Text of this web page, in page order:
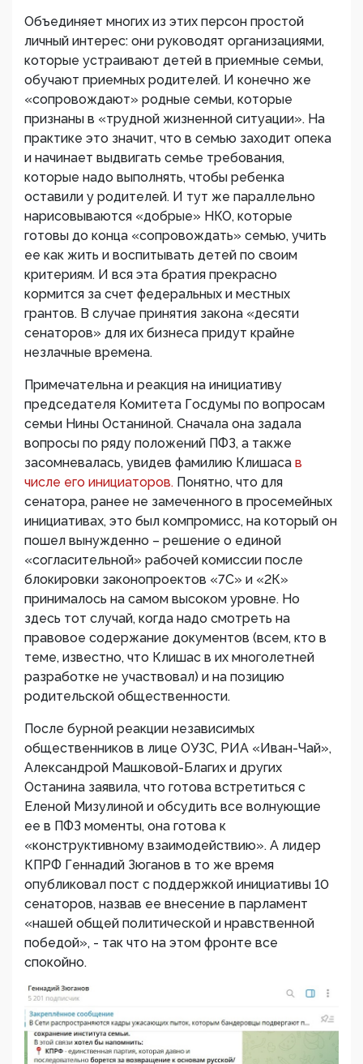
Объединяет многих из этих персон простой
личный интерес: они руководят организациями,
которые устраивают детей в приемные семьи,
обучают приемных родителей. И конечно же
«сопровождают» родные семьи, которые
признаны в «трудной жизненной ситуации». На
практике это значит, что в семью заходит опека
и начинает выдвигать семье требования,
которые надо выполнять, чтобы ребенка
оставили у родителей. И тут же параллельно
нарисовываются «добрые» НКО, которые
готовы до конца «сопровождать» семью, учить
ее как жить и воспитывать детей по своим
критериям. И вся эта братия прекрасно
кормится за счет федеральных и местных
грантов. В случае принятия закона «десяти
сенаторов» для их бизнеса придут крайне
незлачные времена.
Примечательна и реакция на инициативу
председателя Комитета Госдумы по вопросам
семьи Нины Останиной. Сначала она задала
вопросы по ряду положений ПФЗ, а также
засомневалась, увидев фамилию Клишаса в
числе его инициаторов. Понятно, что для
сенатора, ранее не замеченного в просемейных
инициативах, это был компромисс, на который он
пошел вынужденно – решение о единой
«согласительной» рабочей комиссии после
блокировки законопроектов «7С» и «2К»
принималось на самом высоком уровне. Но
здесь тот случай, когда надо смотреть на
правовое содержание документов (всем, кто в
теме, известно, что Клишас в их многолетней
разработке не участвовал) и на позицию
родительской общественности.
После бурной реакции независимых
общественников в лице ОУЗС, РИА «Иван-Чай»,
Александрой Машковой-Благих и других
Останина заявила, что готова встретиться с
Еленой Мизулиной и обсудить все волнующие
ее в ПФЗ моменты, она готова к
«конструктивному взаимодействию». А лидер
КПРФ Геннадий Зюганов в то же время
опубликовал пост с поддержкой инициативы 10
сенаторов, назвав ее внесение в парламент
«нашей общей политической и нравственной
победой», - так что на этом фронте все
спокойно.